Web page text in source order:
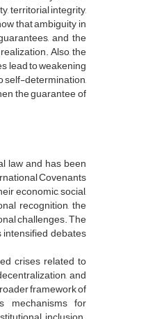
territorial integrity,
that ambiguity in
and the
Also, the
lead to weakening
self-determination,
the guarantee of
law and has been
Covenants
economic, social,
recognition, the
challenges. The
intensified debates
crises related to
and
framework of
mechanisms for